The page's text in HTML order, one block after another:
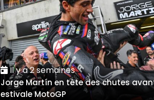
Il y a 2 semaines
Jorge Martín en tête des chutes
estivale MotoGP